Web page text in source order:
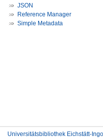
JSON
Reference Manager
Simple Metadata
Universitätsbibliothek Eichstätt-